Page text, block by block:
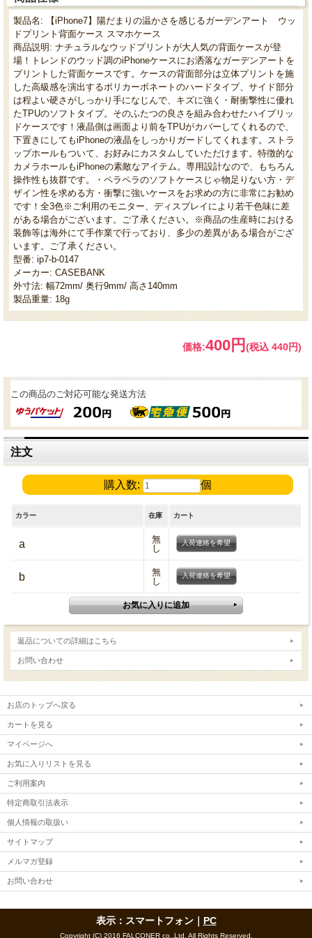
製品名: 【iPhone7】陽だまりの温かさを感じるガーデンアート ウッ
ドプリント背面ケース スマホケース
商品説明: ナチュラルなウッドプリントが大人気の背面ケースが登
場！トレンドのウッド調のiPhoneケースにお洒落なガーデンアートを
プリントした背面ケースです。ケースの背面部分は立体プリントを施
した高級感を演出するポリカーボネートのハードタイプ、サイド部分
は程よい硬さがしっかり手になじんで、キズに強く・耐衝撃性に優れ
たTPUのソフトタイプ。そのふたつの良さを組み合わせたハイブリッ
ドケースです！液晶側は画面より前をTPUがカバーしてくれるので、
下置きにしてもiPhoneの液晶をしっかりガードしてくれます。ストラ
ップホールもついて、お好みにカスタムしていただけます。特徴的な
カメラホールもiPhoneの素敵なアイテム。専用設計なので、もちろん
操作性も抜群です。・ペラペラのソフトケースじゃ物足りない方・デ
ザイン性を求める方・衝撃に強いケースをお求めの方に非常にお勧め
です！全3色※ご利用のモニター、ディスプレイにより若干色味に差
がある場合がございます。ご了承ください。※商品の生産時における
装飾等は海外にて手作業で行っており、多少の差異がある場合がござ
います。ご了承ください。
型番: ip7-b-0147
メーカー: CASEBANK
外寸法: 幅72mm/ 奥行9mm/ 高さ140mm
製品重量: 18g
価格:400円 (税込 440円)
この商品のご対応可能な発送方法
注文
購入数: 個
カラー 在庫 カート
a
無
し
入荷連絡を希望
b
無
し
入荷連絡を希望
返品についての詳細はこちら
お問い合わせ
お店のトップへ戻る
カートを見る
マイページへ
お気に入りリストを見る
ご利用案内
特定商取引法表示
個人情報の取扱い
サイトマップ
メルマガ登録
お問い合わせ
表示：スマートフォン｜ PC
Copyright (C) 2016 FALCONER co.,Ltd. All Rights Reserved.